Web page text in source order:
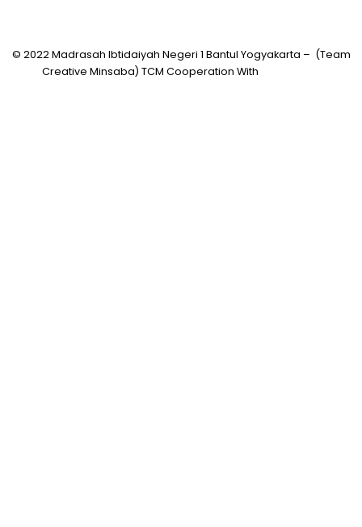
© 2022 Madrasah Ibtidaiyah Negeri 1 Bantul Yogyakarta – (Team
Creative Minsaba) TCM Cooperation With